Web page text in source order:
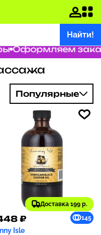
Найти!
Оформляем заказ
Популярные
Доставка 199 р.
₽ 145
Isle